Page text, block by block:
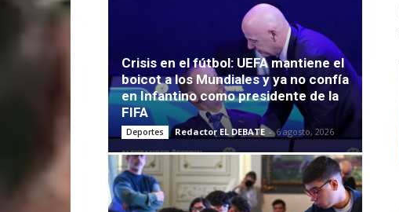
Crisis en el fútbol: UEFA mantiene el
boicot a los Mundiales y ya no confía
en Infantino como presidente de la
FIFA
Deportes Redactor EL DEBATE - 6 agosto, 2026